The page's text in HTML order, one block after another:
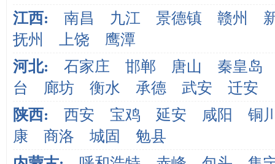
江西:
南昌 九江 景德镇 赣州
抚州
上饶
鹰潭
河北:
石家庄 邯郸 唐山
秦皇岛
台
廊坊 衡水 承德 武安
迁安
陕西:
西安 宝鸡 延安 咸阳
铜
康
商洛 城固
勉县